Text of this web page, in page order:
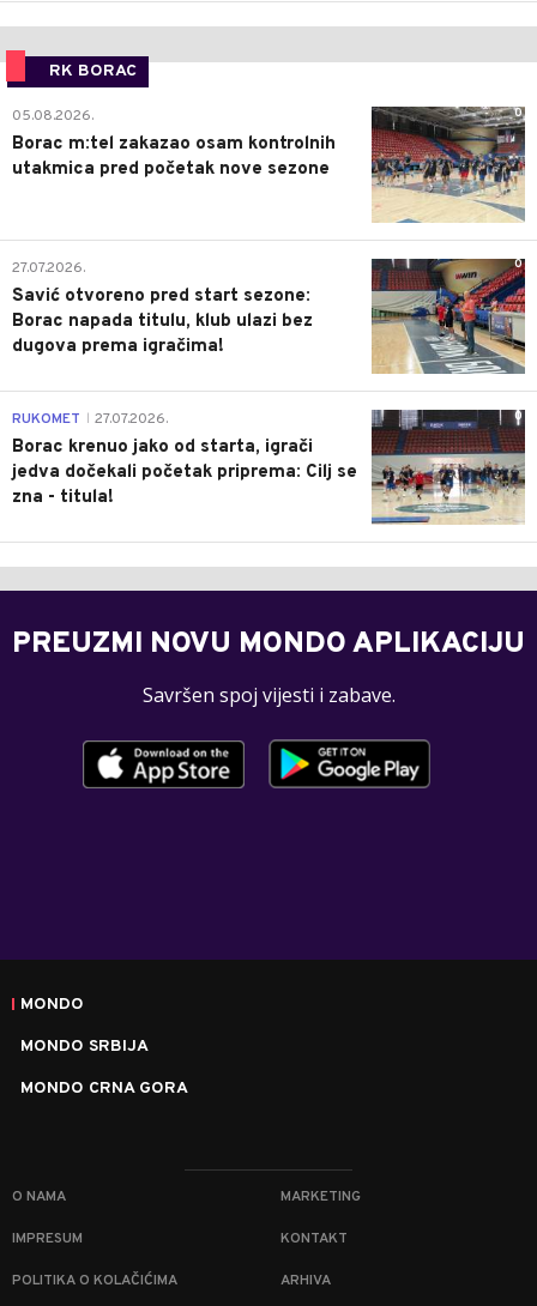
RK BORAC
0
05.08.2026.
Borac m:tel zakazao osam kontrolnih
utakmica pred početak nove sezone
0
27.07.2026.
Savić otvoreno pred start sezone:
Borac napada titulu, klub ulazi bez
dugova prema igračima!
0
RUKOMET 27.07.2026.
Borac krenuo jako od starta, igrači
jedva dočekali početak priprema: Cilj se
zna - titula!
PREUZMI NOVU MONDO APLIKACIJU
Savršen spoj vijesti i zabave.
MONDO
MONDO SRBIJA
MONDO CRNA GORA
O NAMA MARKETING
IMPRESUM KONTAKT
POLITIKA O KOLAČIĆIMA ARHIVA